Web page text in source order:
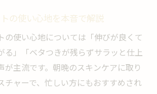
の使い心地を本音で解説
の使い心地については「伸びが良くて
る」「ベタつきが残らずサラッと仕上
が主流です。朝晩のスキンケアに取り
チャーで、忙しい方にもおすすめされ